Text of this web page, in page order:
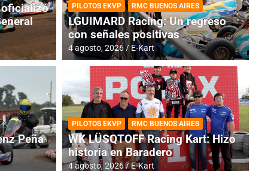
RMC BUENOS AIRES
Cerró una jornada
oficializó
Peña
PILOTOS EKVP RMC BUENOS AIRES
LGUIMARD Racing: Un regreso
con señales positivas
4 agosto, 2026 E-Kart
PILOTOS EKVP RMC BUENOS AIRES
WK LÜSQTOFF Racing Kart: Hizo
historia en Baradero
4 agosto, 2026 E-Kart